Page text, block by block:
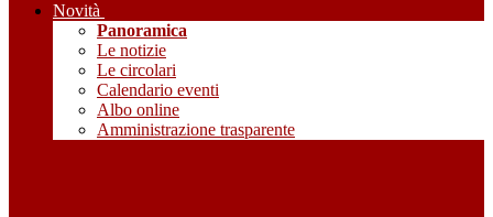
Novità
Panoramica
Le notizie
Le circolari
Calendario eventi
Albo online
Amministrazione trasparente